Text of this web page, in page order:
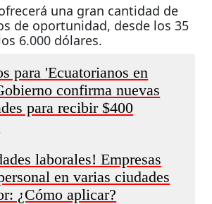
una gran cantidad de
de oportunidad, desde los 35
6.000 dólares.
para 'Ecuatorianos en
confirma nuevas
para recibir $400
laborales! Empresas
en varias ciudades
¿Cómo aplicar?